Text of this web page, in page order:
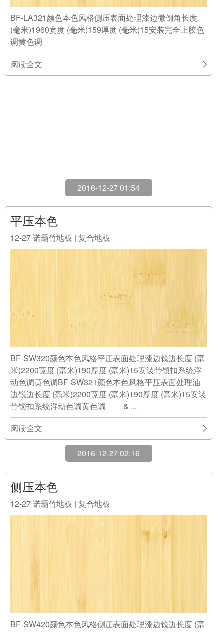
BF-LA321颜色本色风格侧压表面处理漆边微倒角长度
(毫米)1960宽度 (毫米)159厚度 (毫米)15安装完全上胶色
调黄色调
阅读全文
2016-12-27 01:54
平压本色
12-27诺霸竹地板 | 复合地板
BF-SW320颜色本色风格平压表面处理漆边锐边长度 (毫
米)2200宽度 (毫米)190厚度 (毫米)15安装带锁扣系统浮
动色调黄色调BF-SW321颜色本色风格平压表面处理油
边锐边长度 (毫米)2200宽度 (毫米)190厚度 (毫米)15安装
带锁扣系统浮动色调黄色调 & ...
阅读全文
2016-12-27 02:16
侧压本色
12-27诺霸竹地板 | 复合地板
BF-SW420颜色本色风格侧压表面处理漆边锐边长度 (毫